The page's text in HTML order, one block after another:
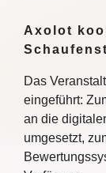
Axolot
Das
eingeführt:
an die
umgesetzt,